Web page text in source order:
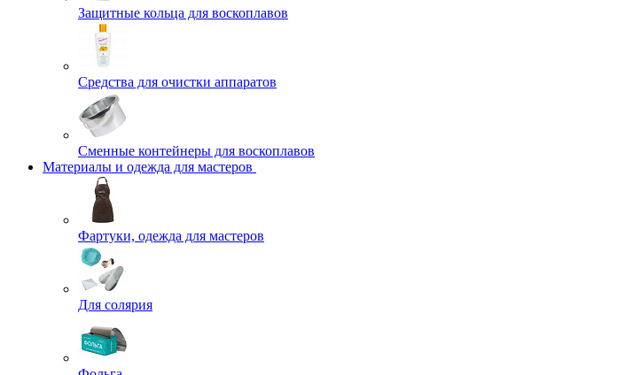
Защитные кольца для воскоплавов
Средства для очистки аппаратов
Сменные контейнеры для воскоплавов
Материалы и одежда для мастеров
Фартуки, одежда для мастеров
Для солярия